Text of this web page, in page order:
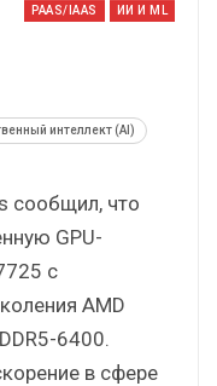
PAAS/IAAS ИИ И ML
интеллект (AI)
сообщил, что
GPU-
с
AMD
6400.
в сфере